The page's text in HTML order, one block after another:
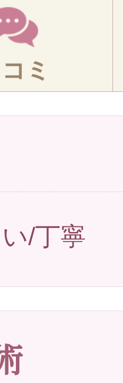
ミ
/丁寧